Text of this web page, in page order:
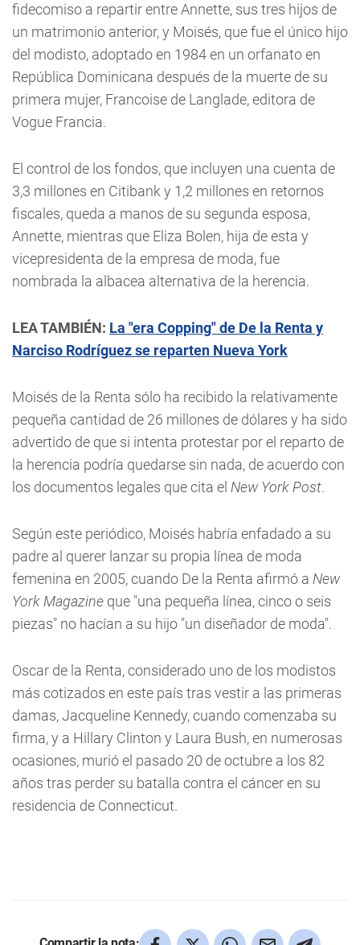
fidecomiso a repartir entre Annette, sus tres hijos de
un matrimonio anterior, y Moisés, que fue el único hijo
del modisto, adoptado en 1984 en un orfanato en
República Dominicana después de la muerte de su
primera mujer, Francoise de Langlade, editora de
Vogue Francia.
El control de los fondos, que incluyen una cuenta de
3,3 millones en Citibank y 1,2 millones en retornos
fiscales, queda a manos de su segunda esposa,
Annette, mientras que Eliza Bolen, hija de esta y
vicepresidenta de la empresa de moda, fue
nombrada la albacea alternativa de la herencia.
LEA TAMBIÉN: La "era Copping" de De la Renta y
Narciso Rodríguez se reparten Nueva York
Moisés de la Renta sólo ha recibido la relativamente
pequeña cantidad de 26 millones de dólares y ha sido
advertido de que si intenta protestar por el reparto de
la herencia podría quedarse sin nada, de acuerdo con
los documentos legales que cita el New York Post.
Según este periódico, Moisés habría enfadado a su
padre al querer lanzar su propia línea de moda
femenina en 2005, cuando De la Renta afirmó a New
York Magazine que "una pequeña línea, cinco o seis
piezas" no hacían a su hijo "un diseñador de moda".
Oscar de la Renta, considerado uno de los modistos
más cotizados en este país tras vestir a las primeras
damas, Jacqueline Kennedy, cuando comenzaba su
firma, y a Hillary Clinton y Laura Bush, en numerosas
ocasiones, murió el pasado 20 de octubre a los 82
años tras perder su batalla contra el cáncer en su
residencia de Connecticut.